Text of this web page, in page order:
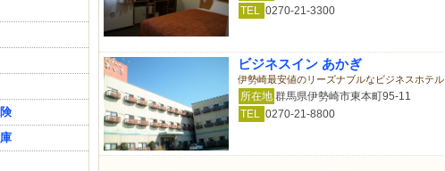
TEL 0270-21-3300
ビジネスイン あかぎ
伊勢崎最安値のリーズナブルなビジネスホテル
所在地 群馬県伊勢崎市東本町95-11
TEL 0270-21-8800